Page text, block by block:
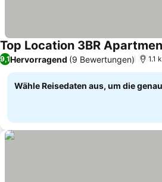
Top Location 3BR
9,1Hervorragend (9 Bewertungen) 1.1
Wähle Reisedaten aus, um die